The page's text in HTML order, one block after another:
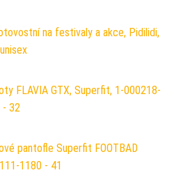
na festivaly a akce, Pidilidi,
FLAVIA GTX, Superfit, 1-000218-
- 32
pantofle Superfit FOOTBAD
1180 - 41